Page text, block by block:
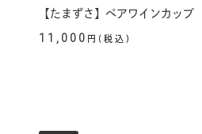
【たまずさ】ペアワインカップ
11,000 円(税込)